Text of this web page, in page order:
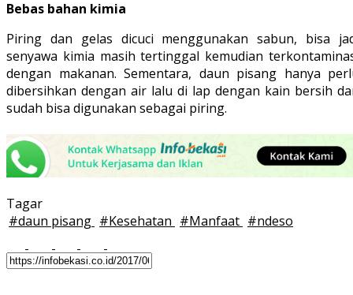
Bebas bahan kimia
Piring dan gelas dicuci menggunakan sabun, bisa
senyawa kimia masih tertinggal kemudian
dengan makanan. Sementara, daun pisang hanya
dibersihkan dengan air lalu di lap dengan kain bersih
sudah bisa digunakan sebagai piring.
Tagar
#daun pisang #Kesehatan #Manfaat #ndeso